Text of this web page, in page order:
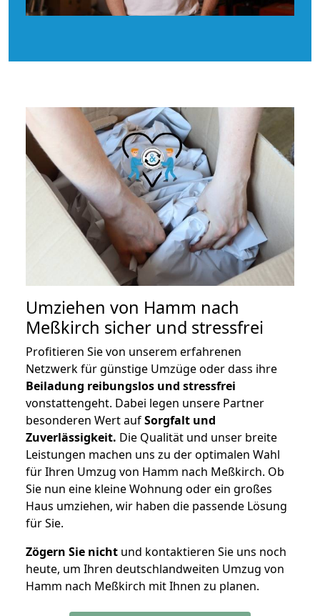
Umziehen von Hamm nach
Meßkirch sicher und stressfrei
Profitieren Sie von unserem erfahrenen
Netzwerk für günstige Umzüge oder dass ihre
Beiladung reibungslos und stressfrei
vonstattengeht. Dabei legen unsere Partner
besonderen Wert aufSorgfalt und
Zuverlässigkeit. Die Qualität und unser breite
Leistungen machen uns zu der optimalen Wahl
für Ihren Umzug von Hamm nach Meßkirch. Ob
Sie nun eine kleine Wohnung oder ein großes
Haus umziehen, wir haben die passende Lösung
für Sie.
Zögern Sie nicht und kontaktieren Sie uns noch
heute, um Ihren deutschlandweiten Umzug von
Hamm nach Meßkirch mit Ihnen zu planen.